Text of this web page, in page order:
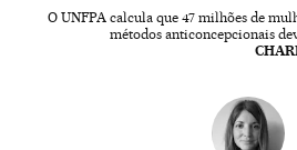
O UNFPA calcula que 47 milhões de
métodos anticoncepcionais